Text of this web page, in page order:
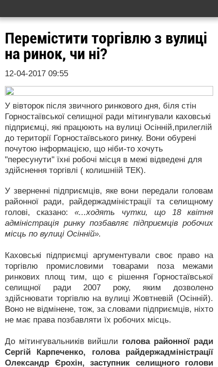
Перемістити торгівлю з вулиці
на ринок, чи ні?
12-04-2017 09:55
У вівторок після звичного ринкового дня, біля стін
Горностаївської селищної ради мітингували каховські
підприємці, які працюють на вулиці Осінній,прилеглій
до території Горностаївського ринку. Вони обурені
почутою інформацією, що ніби-то хочуть
"пересунути" їхні робочі місця в межі відведені для
здійснення торгівлі ( колишніій ТЕК).
У зверненні підприємців, яке вони передали головам
районної ради, райдержадміністрації та селищному
голові, сказано: «...ходять чутки, що 18 квітня
адміністрація ринку позбавляє підприємців робочих
місць по вулиці Осінній».
Каховські підприємці аргументували своє право на
торгівлю промисловими товарами поза межами
ринкових площ тим, що є рішення Горностаївської
селищної ради 2007 року, яким дозволено
здійснювати торгівлю на вулиці Жовтневій (Осінній).
Воно не відмінене, тож, за словами підприємців, ніхто
не має права позбавляти їх робочих місць.
До мітингувальників вийшли голова районної ради
Сергій Карпеченко, голова райдержадміністрації
Олександр Єрохін, заступник селищного голови